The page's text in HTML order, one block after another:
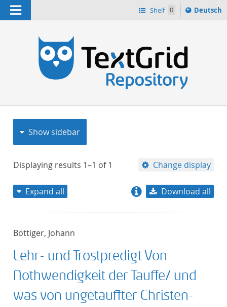
Navigation Shelf 0
Sprache
ï¿½ndern
Deutsch
Show sidebar
Displaying results 1–1 of1 Change display
title descending
format ascending
Expand all Download all
Böttiger, Johann
Lehr- und Trostpredigt Von
Nothwendigkeit der Tauffe/ und
was von ungetauffter Christen-